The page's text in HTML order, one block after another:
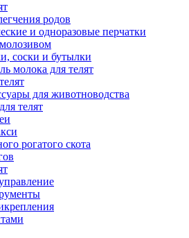
родов
и одноразовые перчатки
соски и бутылки
молока для телят
для животноводства
телят
рогатого скота